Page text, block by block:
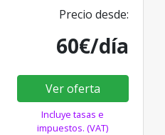
Precio desde:
60€/día
Ver oferta
Incluye tasas e
impuestos. (VAT)